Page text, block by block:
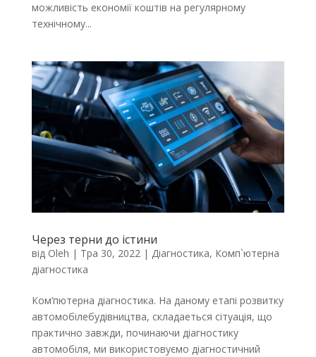
можливість економії коштів на регулярному
технічному...
Через терни до істини
від Oleh | Тра 30, 2022| Діагностика, Комп`ютерна
діагностика
Ком’пютерна діагностика. На даному етапі розвитку
автомобілебудівництва, складаеться сітуація, що
практично завжди, починаючи діагностику
автомобіля, ми використовуємо діагностичний